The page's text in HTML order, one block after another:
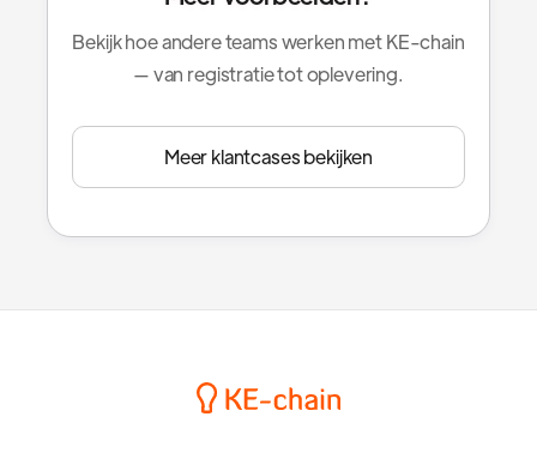
Bekijk hoe andere teams werken met KE-chain
— van registratie tot oplevering.
Meer klantcases bekijken